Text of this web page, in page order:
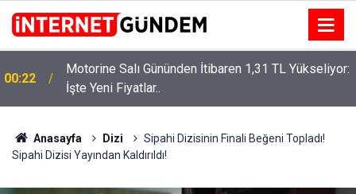
00:22
Motorine Salı Gününden İtibaren 1,31 TL Yükseliyor:
İşte Yeni Fiyatlar..
Anasayfa Dizi
Sipahi Dizisinin Finali Beğeni Topladı!
Sipahi Dizisi Yayından Kaldırıldı!